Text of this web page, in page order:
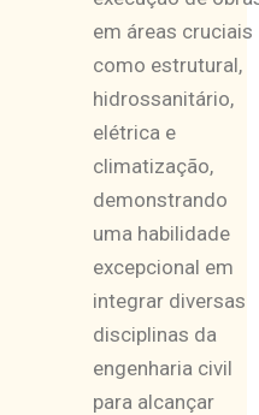
em áreas cruciais
como estrutural,
hidrossanitário,
elétrica e
climatização,
demonstrando
uma habilidade
excepcional em
integrar diversas
disciplinas da
engenharia civil
para alcançar